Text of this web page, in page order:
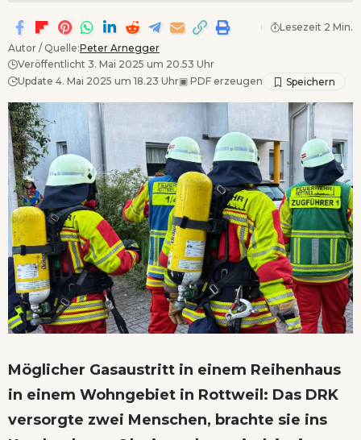
Autor / Quelle:Peter Arnegger
Veröffentlicht 3. Mai 2025 um 20.53 Uhr
Update 4. Mai 2025 um 18.23 Uhr▣ PDF erzeugen
Lesezeit 2 Min.
Möglicher Gasaustritt in einem Reihenhaus
in einem Wohngebiet in Rottweil: Das DRK
versorgte zwei Menschen, brachte sie ins